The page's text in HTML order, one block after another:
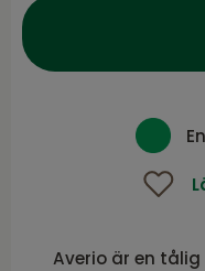
Averio är en